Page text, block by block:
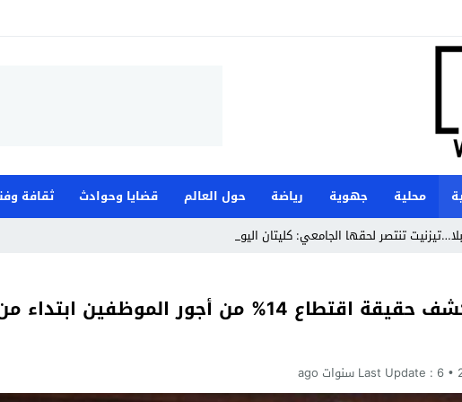
محلية جهوية رياضة حول العالم قضايا وحوادث ثقافة
تنتصر لحقها الجامعي: كليتان اليوم، وقطب _
رئيس الحكومة يكشف حقيقة اقتطاع 14% من أجور الموظفين
Last Update : 6 سنوات ago